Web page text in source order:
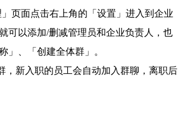
页面点击右上角的「设置」进入到企业
可以添加/删减管理员和企业负责人，也
」、「创建全体群」。
，新入职的员工会自动加入群聊，离职后